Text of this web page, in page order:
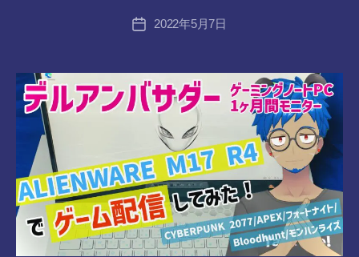
投
稿
a
8-
vr
投
2022年5月7日